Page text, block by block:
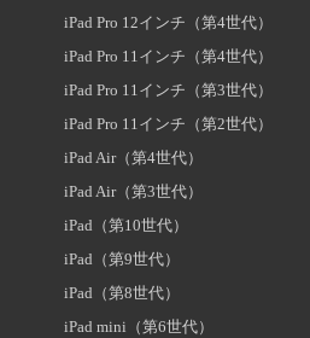
iPad Pro 12インチ（第4世代）
iPad Pro 11インチ（第4世代）
iPad Pro 11インチ（第3世代）
iPad Pro 11インチ（第2世代）
iPad Air（第4世代）
iPad Air（第3世代）
iPad（第10世代）
iPad（第9世代）
iPad（第8世代）
iPad mini（第6世代）